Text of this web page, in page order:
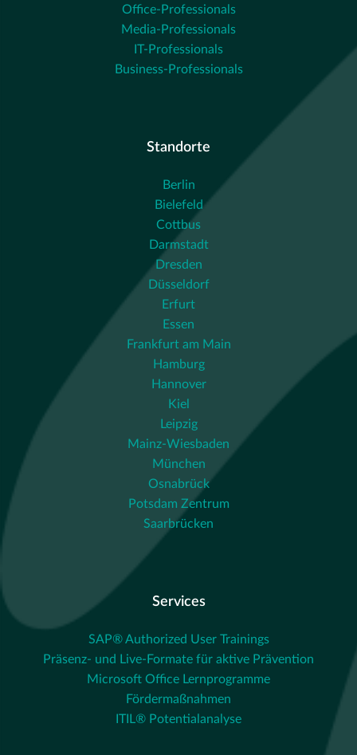
Office-Professionals
Media-Professionals
IT-Professionals
Business-Professionals
Standorte
Berlin
Bielefeld
Cottbus
Darmstadt
Dresden
Düsseldorf
Erfurt
Essen
Frankfurt am Main
Hamburg
Hannover
Kiel
Leipzig
Mainz-Wiesbaden
München
Osnabrück
Potsdam Zentrum
Saarbrücken
Services
SAP® Authorized User Trainings
Präsenz- und Live-Formate für aktive Prävention
Microsoft Office Lernprogramme
Fördermaßnahmen
ITIL® Potentialanalyse